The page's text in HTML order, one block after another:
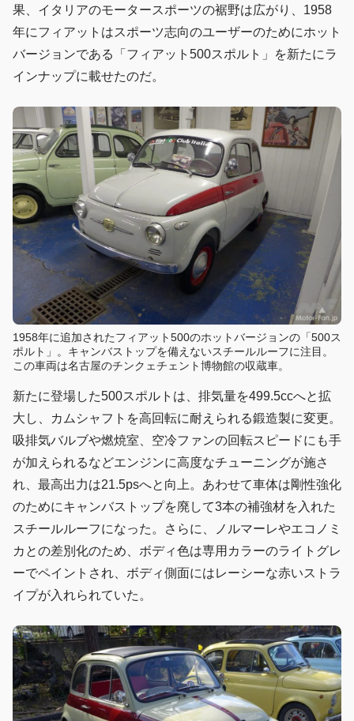
果、イタリアのモータースポーツの裾野は広がり、1958
年にフィアットはスポーツ志向のユーザーのためにホット
バージョンである「フィアット500スポルト」を新たにラ
インナップに載せたのだ。
1958年に追加されたフィアット500のホットバージョンの「500ス
ポルト」。キャンバストップを備えないスチールルーフに注目。
この車両は名古屋のチンクェチェント博物館の収蔵車。
新たに登場した500スポルトは、排気量を499.5ccへと拡
大し、カムシャフトを高回転に耐えられる鍛造製に変更。
吸排気バルブや燃焼室、空冷ファンの回転スピードにも手
が加えられるなどエンジンに高度なチューニングが施さ
れ、最高出力は21.5psへと向上。あわせて車体は剛性強化
のためにキャンバストップを廃して3本の補強材を入れた
スチールルーフになった。さらに、ノルマーレやエコノミ
カとの差別化のため、ボディ色は専用カラーのライトグレ
ーでペイントされ、ボディ側面にはレーシーな赤いストラ
イプが入れられていた。